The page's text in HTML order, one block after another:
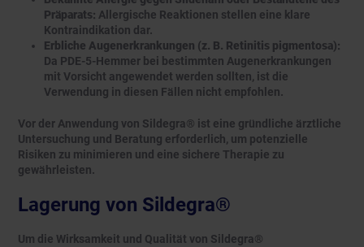
Präparats: Allergische Reaktionen stellen eine klare
Kontraindikation dar.
Erbliche Augenerkrankungen (z. B. Retinitis pigmentosa):
Da PDE-5-Hemmer bei bestimmten Augenerkrankungen
mit Vorsicht angewendet werden sollten, ist die
Verwendung in diesen Fällen nicht empfohlen.
Vor der Anwendung von Sildegra® ist eine gründliche ärztliche
Untersuchung und Beratung erforderlich, um potenzielle
Risiken zu minimieren und eine sichere Therapie zu
gewährleisten.
Lagerung von Sildegra®
Um die Wirksamkeit und Qualität von Sildegra®